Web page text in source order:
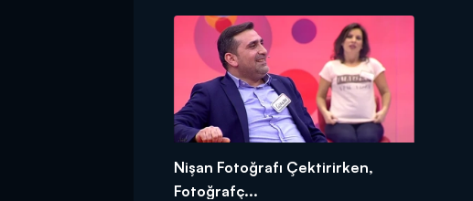
Nişan Fotoğrafı Çektirirken,
Fotoğrafç...